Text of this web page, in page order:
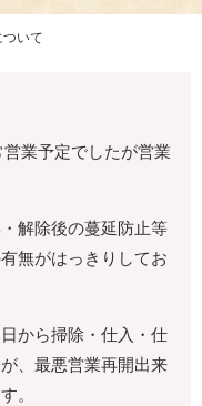
いて
業予定でしたが営業
解除後の蔓延防止等
無がはっきりしてお
から掃除・仕入・仕
、最悪営業再開出来
。